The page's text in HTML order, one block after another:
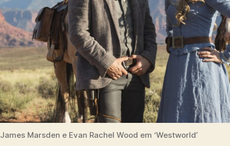
James Marsden e Evan Rachel Wood em ‘Westworld’